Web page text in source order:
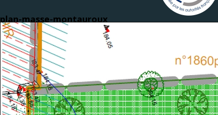
plan-masse-montauroux